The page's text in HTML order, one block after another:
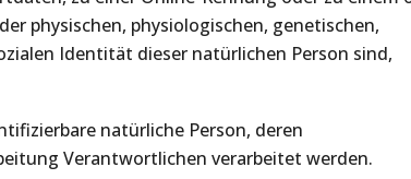
physischen, physiologischen, genetischen,
Identität dieser natürlichen Person sind,
natürliche Person, deren
Verantwortlichen verarbeitet werden.